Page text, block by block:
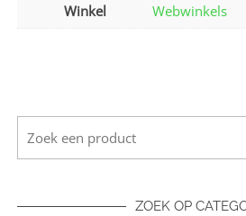
Winkel
Webwinkels
ZOEK OP